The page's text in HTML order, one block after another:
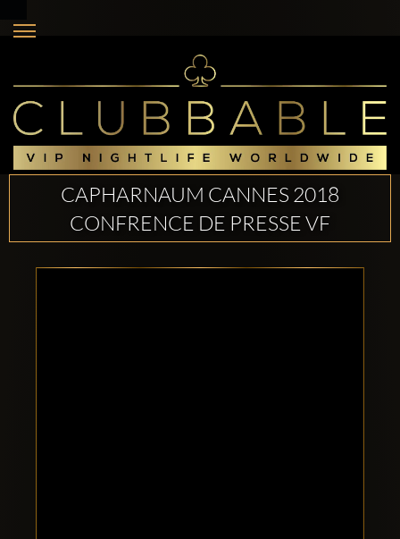
CAPHARNAUM CANNES 2018
CONFRENCE DE PRESSE VF